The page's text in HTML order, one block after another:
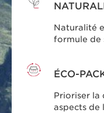
Naturalité
formule de
ÉCO-
Prioriser la
aspects de